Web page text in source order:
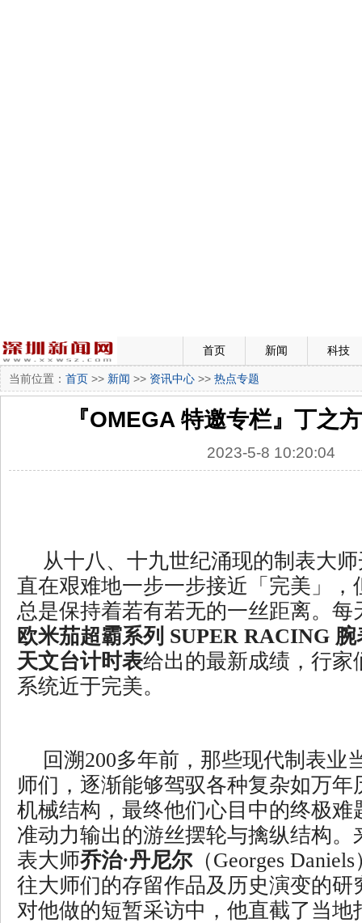
首页 新闻 科技
当前位置： 首页 >> 新闻 >> 资讯中心 >> 热点专题
『OMEGA 特邀专栏』丁之
2023-5-8 10:20:04
从十八、十九世纪涌现的制表大
直在艰难地一步一步接近「完美」，
总是保持着若有若无的一丝距离。每
欧米茄超霸系列 SUPER RACING 腕
天文台计时表给出的最新成绩，行家
系统近于完美。
回溯200多年前，那些现代制表业
师们，逐渐能够驾驭各种复杂如万年
机械结构，最终他们心目中的终极难
准动力输出的游丝摆轮与擒纵结构。
表大师乔治·丹尼尔（Georges
往大师们的存留作品及历史演变的研
对他做的短暂采访中，他直截了当地